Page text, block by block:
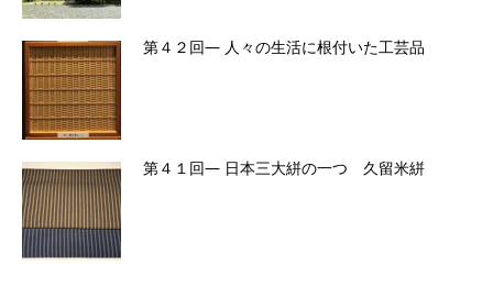
第４２回― 人々の生活に根付いた工芸品
第４１回― 日本三大絣の一つ 久留米絣